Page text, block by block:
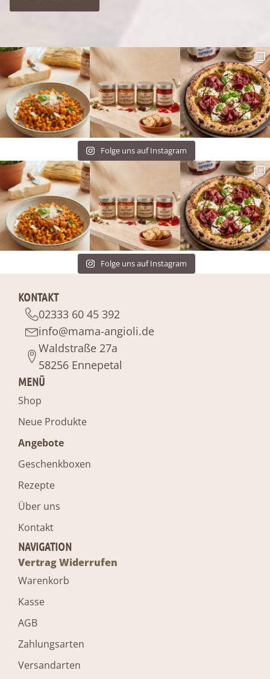
Folge uns auf Instagram
Folge uns auf Instagram
KONTAKT
02333 60 45 392
info@mama-angioli.de
Waldstraße 27a
58256 Ennepetal
MENÜ
Shop
Neue Produkte
Angebote
Geschenkboxen
Rezepte
Über uns
Kontakt
NAVIGATION
Vertrag Widerrufen
Warenkorb
Kasse
AGB
Zahlungsarten
Versandarten